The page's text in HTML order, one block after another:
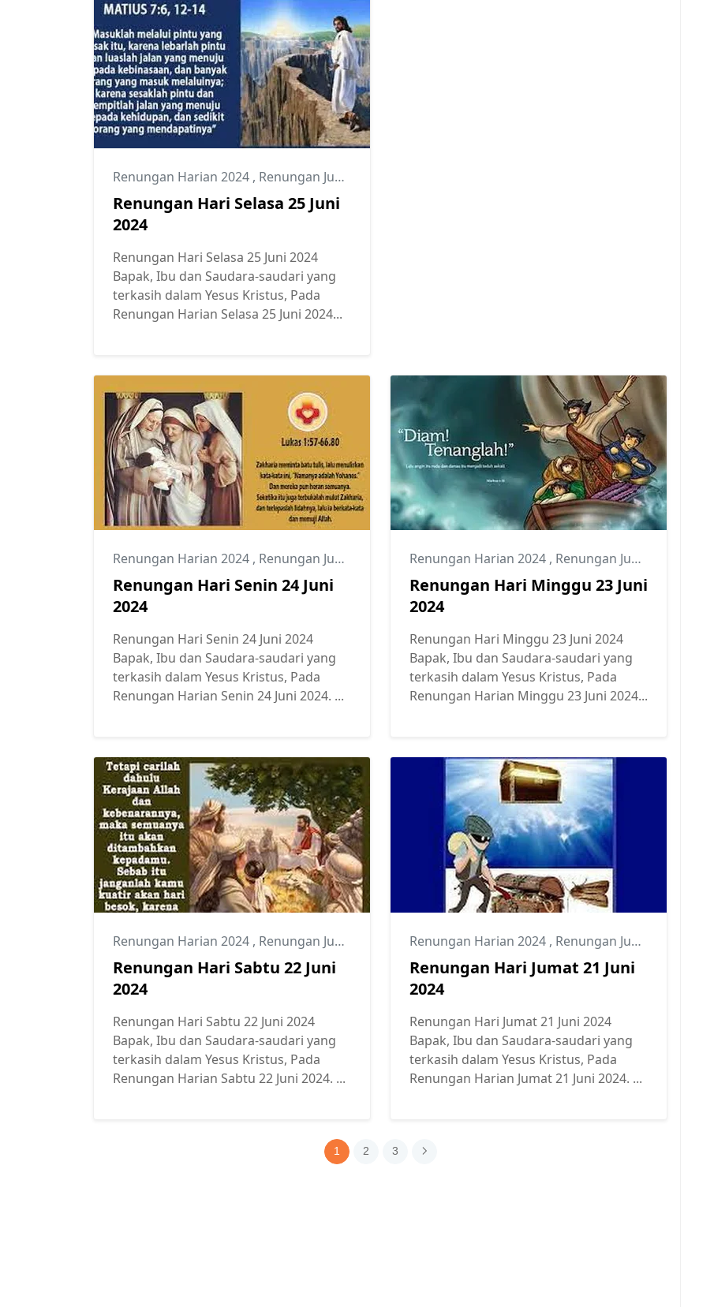
Renungan Harian 2024 , Renungan Juni 2024
Renungan Hari Selasa 25 Juni
2024
Renungan Hari Selasa 25 Juni 2024
Bapak, Ibu dan Saudara-saudari yang
terkasih dalam Yesus Kristus, Pada
Renungan Harian Selasa 25 Juni 2024...
Renungan Harian 2024 , Renungan Juni 2024
Renungan Hari Senin 24 Juni
2024
Renungan Hari Senin 24 Juni 2024
Bapak, Ibu dan Saudara-saudari yang
terkasih dalam Yesus Kristus, Pada
Renungan Harian Senin 24 Juni 2024. ...
Renungan Harian 2024 , Renungan Juni 2024
Renungan Hari Minggu 23 Juni
2024
Renungan Hari Minggu 23 Juni 2024
Bapak, Ibu dan Saudara-saudari yang
terkasih dalam Yesus Kristus, Pada
Renungan Harian Minggu 23 Juni 2024...
Renungan Harian 2024 , Renungan Juni 2024
Renungan Hari Sabtu 22 Juni
2024
Renungan Hari Sabtu 22 Juni 2024
Bapak, Ibu dan Saudara-saudari yang
terkasih dalam Yesus Kristus, Pada
Renungan Harian Sabtu 22 Juni 2024. ...
Renungan Harian 2024 , Renungan Juni 2024
Renungan Hari Jumat 21 Juni
2024
Renungan Hari Jumat 21 Juni 2024
Bapak, Ibu dan Saudara-saudari yang
terkasih dalam Yesus Kristus, Pada
Renungan Harian Jumat 21 Juni 2024. ...
1 2 3